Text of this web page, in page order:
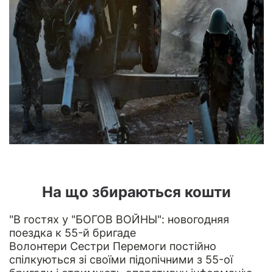
На що збираються кошти
"В гостях у "БОГОВ ВОЙНЫ": новогодняя
поездка к 55-й бригаде
Волонтери Сестри Перемоги постійно
спілкуються зі своїми підопічними з 55-ої